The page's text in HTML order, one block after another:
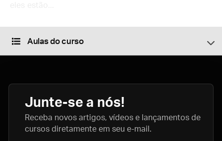
Aulas do curso
Junte-se a nós!
Receba novos artigos, vídeos e lançamentos de
cursos diretamente em seu e-mail.